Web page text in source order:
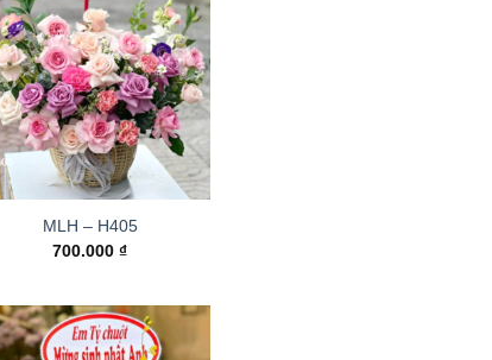
MLH – H405
700.000₫